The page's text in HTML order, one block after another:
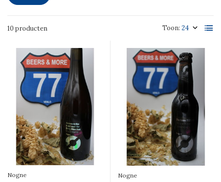
10 producten Toon:
Nogne Nogne